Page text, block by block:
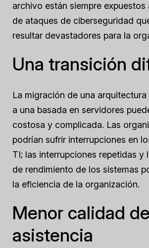
archivo están siempre expuestos
de ataques de ciberseguridad
resultar devastadores para la
Una transición
La migración de una
a una basada en servidores
costosa y complicada. Las
podrían sufrir interrupciones en
TI; las interrupciones repetidas y
de rendimiento de los sistemas
la eficiencia de la organización.
Menor calidad
asistencia